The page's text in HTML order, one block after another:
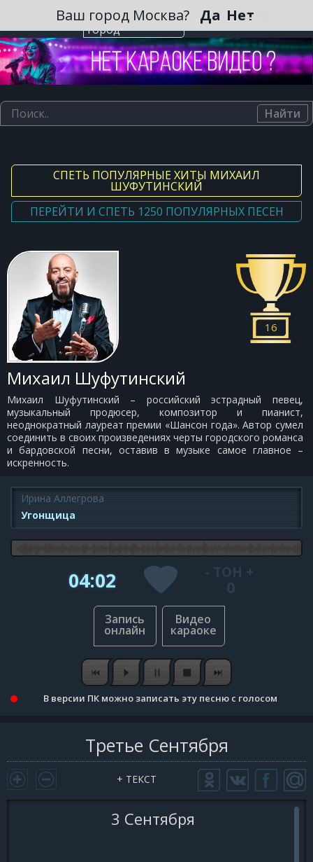
Выберите
город
Ваш город Москва? Да Нет
Найти
СПЕТЬ ПОПУЛЯРНЫЕ ХИТЫ МИХАИЛ
ШУФУТИНСКИЙ
ПЕРЕЙТИ И СПЕТЬ 1250 ПОПУЛЯРНЫХ ПЕСЕН
Михаил Шуфутинский
Михаил Шуфутинский – российский эстрадный певец,
музыкальный продюсер, композитор и пианист,
неоднократный лауреат премии «Шансон года». Автор сумел
соединить в своих произведениях черты городского романса
и бардовской песни, оставив в музыке самое главное –
искренность.
16
Ирина Аллегрова
Угонщица
04:02 - ТОН +
0
В версии ПК можно записать эту песню с голосом
Третье Сентября
+ ТЕКСТ
3 Сентября